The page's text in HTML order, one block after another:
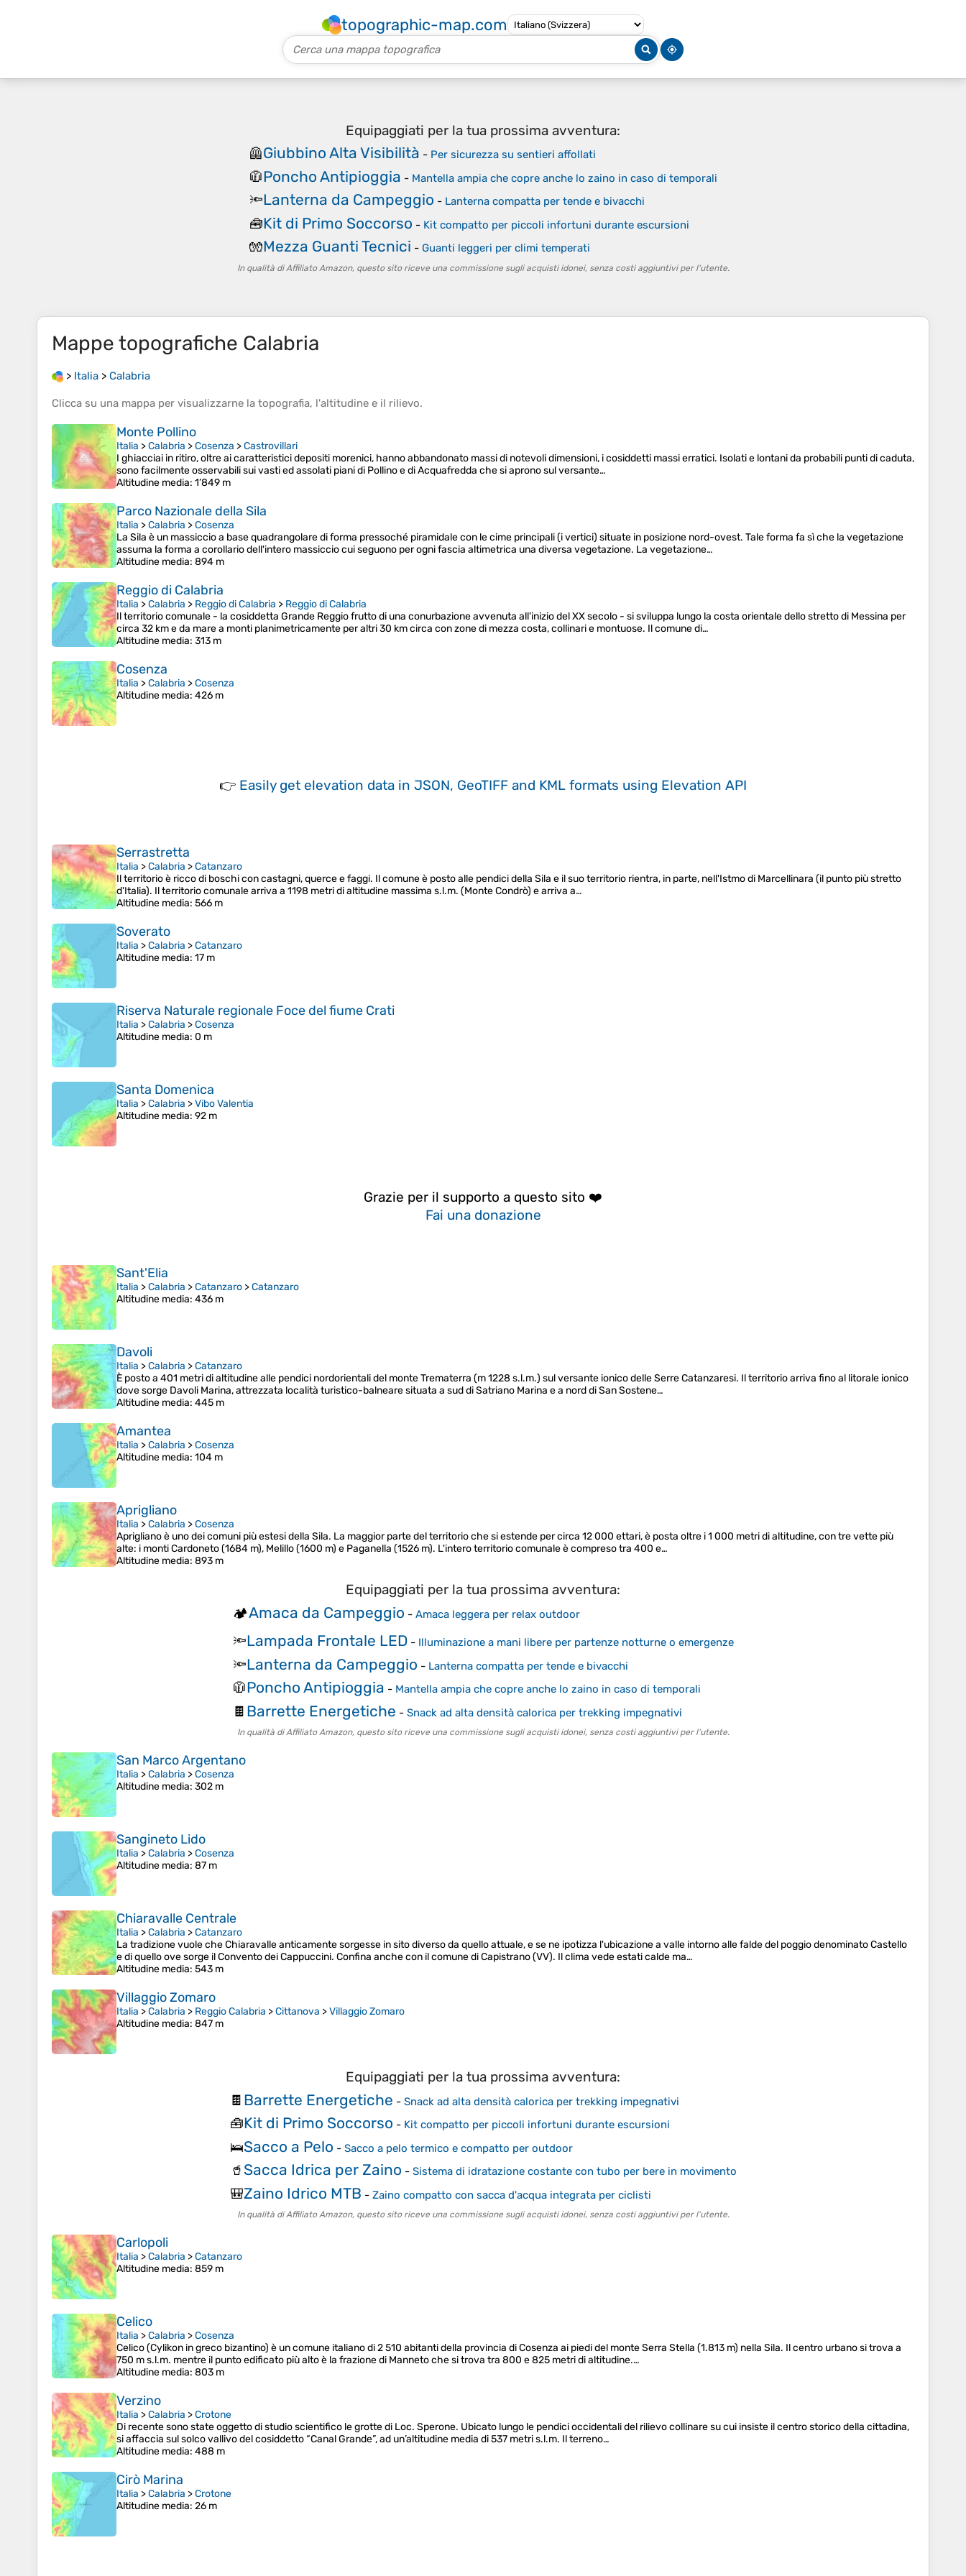
topographic-map.com
Equipaggiati per la tua prossima avventura:
🦺Giubbino Alta Visibilità - Per sicurezza su sentieri affollati
🧥Poncho Antipioggia - Mantella ampia che copre anche lo zaino in caso di temporali
🔦Lanterna da Campeggio - Lanterna compatta per tende e bivacchi
🧰Kit di Primo Soccorso - Kit compatto per piccoli infortuni durante escursioni
🧤Mezza Guanti Tecnici - Guanti leggeri per climi temperati
In qualità di Affiliato Amazon, questo sito riceve una commissione sugli acquisti idonei, senza costi aggiuntivi per l’utente.
Mappe topografiche Calabria
> Italia > Calabria
Clicca su una mappa per visualizzarne la topografia, l'altitudine e il rilievo.
Monte Pollino
Italia >Calabria >Cosenza >Castrovillari
I ghiacciai in ritiro, oltre ai caratteristici depositi morenici, hanno abbandonato massi di notevoli dimensioni, i cosiddetti massi erratici. Isolati e lontani da probabili punti di caduta,
sono facilmente osservabili sui vasti ed assolati piani di Pollino e di Acquafredda che si aprono sul versante…
Altitudine media: 1’849 m
Parco Nazionale della Sila
Italia >Calabria >Cosenza
La Sila è un massiccio a base quadrangolare di forma pressoché piramidale con le cime principali (i vertici) situate in posizione nord-ovest. Tale forma fa sì che la vegetazione
assuma la forma a corollario dell'intero massiccio cui seguono per ogni fascia altimetrica una diversa vegetazione. La vegetazione…
Altitudine media: 894 m
Reggio di Calabria
Italia >Calabria > Reggio di Calabria > Reggio di Calabria
Il territorio comunale - la cosiddetta Grande Reggio frutto di una conurbazione avvenuta all'inizio del XX secolo - si sviluppa lungo la costa orientale dello stretto di Messina per
circa 32 km e da mare a monti planimetricamente per altri 30 km circa con zone di mezza costa, collinari e montuose. Il comune di…
Altitudine media: 313 m
Cosenza
Italia >Calabria >Cosenza
Altitudine media: 426 m
👉 Easily get elevation data in JSON, GeoTIFF and KML formats using Elevation API
Serrastretta
Italia >Calabria >Catanzaro
Il territorio è ricco di boschi con castagni, querce e faggi. Il comune è posto alle pendici della Sila e il suo territorio rientra, in parte, nell'Istmo di Marcellinara (il punto più stretto
d'Italia). Il territorio comunale arriva a 1198 metri di altitudine massima s.l.m. (Monte Condrò) e arriva a…
Altitudine media: 566 m
Soverato
Italia >Calabria >Catanzaro
Altitudine media: 17 m
Riserva Naturale regionale Foce del fiume Crati
Italia >Calabria >Cosenza
Altitudine media: 0 m
Santa Domenica
Italia >Calabria >Vibo Valentia
Altitudine media: 92 m
Grazie per il supporto a questo sito ❤️
Fai una donazione
Sant'Elia
Italia >Calabria >Catanzaro >Catanzaro
Altitudine media: 436 m
Davoli
Italia >Calabria >Catanzaro
È posto a 401 metri di altitudine alle pendici nordorientali del monte Trematerra (m 1228 s.l.m.) sul versante ionico delle Serre Catanzaresi. Il territorio arriva fino al litorale ionico
dove sorge Davoli Marina, attrezzata località turistico-balneare situata a sud di Satriano Marina e a nord di San Sostene…
Altitudine media: 445 m
Amantea
Italia >Calabria >Cosenza
Altitudine media: 104 m
Aprigliano
Italia >Calabria >Cosenza
Aprigliano è uno dei comuni più estesi della Sila. La maggior parte del territorio che si estende per circa 12 000 ettari, è posta oltre i 1 000 metri di altitudine, con tre vette più
alte: i monti Cardoneto (1684 m), Melillo (1600 m) e Paganella (1526 m). L'intero territorio comunale è compreso tra 400 e…
Altitudine media: 893 m
Equipaggiati per la tua prossima avventura:
🏕️Amaca da Campeggio - Amaca leggera per relax outdoor
🔦Lampada Frontale LED- Illuminazione a mani libere per partenze notturne o emergenze
🔦Lanterna da Campeggio - Lanterna compatta per tende e bivacchi
🧥Poncho Antipioggia - Mantella ampia che copre anche lo zaino in caso di temporali
🍫 Barrette Energetiche - Snack ad alta densità calorica per trekking impegnativi
In qualità di Affiliato Amazon, questo sito riceve una commissione sugli acquisti idonei, senza costi aggiuntivi per l’utente.
San Marco Argentano
Italia >Calabria >Cosenza
Altitudine media: 302 m
Sangineto Lido
Italia >Calabria >Cosenza
Altitudine media: 87 m
Chiaravalle Centrale
Italia >Calabria >Catanzaro
La tradizione vuole che Chiaravalle anticamente sorgesse in sito diverso da quello attuale, e se ne ipotizza l'ubicazione a valle intorno alle falde del poggio denominato Castello
e di quello ove sorge il Convento dei Cappuccini. Confina anche con il comune di Capistrano (VV). Il clima vede estati calde ma…
Altitudine media: 543 m
Villaggio Zomaro
Italia >Calabria > Reggio Calabria >Cittanova >Villaggio Zomaro
Altitudine media: 847 m
Equipaggiati per la tua prossima avventura:
🍫 Barrette Energetiche - Snack ad alta densità calorica per trekking impegnativi
🧰Kit di Primo Soccorso - Kit compatto per piccoli infortuni durante escursioni
🛌Sacco a Pelo - Sacco a pelo termico e compatto per outdoor
🥤 Sacca Idrica per Zaino - Sistema di idratazione costante con tubo per bere in movimento
🎒Zaino Idrico MTB - Zaino compatto con sacca d'acqua integrata per ciclisti
In qualità di Affiliato Amazon, questo sito riceve una commissione sugli acquisti idonei, senza costi aggiuntivi per l’utente.
Carlopoli
Italia >Calabria >Catanzaro
Altitudine media: 859 m
Celico
Italia >Calabria >Cosenza
Celico (Cylikon in greco bizantino) è un comune italiano di 2 510 abitanti della provincia di Cosenza ai piedi del monte Serra Stella (1.813 m) nella Sila. Il centro urbano si trova a
750 m s.l.m. mentre il punto edificato più alto è la frazione di Manneto che si trova tra 800 e 825 metri di altitudine.…
Altitudine media: 803 m
Verzino
Italia >Calabria >Crotone
Di recente sono state oggetto di studio scientifico le grotte di Loc. Sperone. Ubicato lungo le pendici occidentali del rilievo collinare su cui insiste il centro storico della cittadina,
si affaccia sul solco vallivo del cosiddetto “Canal Grande”, ad un’altitudine media di 537 metri s.l.m. Il terreno…
Altitudine media: 488 m
Cirò Marina
Italia >Calabria >Crotone
Altitudine media: 26 m